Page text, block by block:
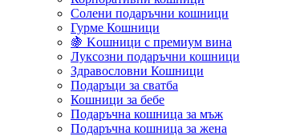
Солени подаръчни кошници
Гурме Кошници
🍇 Kошници с премиум вина
Луксозни подаръчни кошници
Здравословни Кошници
Подаръци за сватба
Кошници за бебе
Подаръчна кошница за мъж
Подаръчна кошница за жена